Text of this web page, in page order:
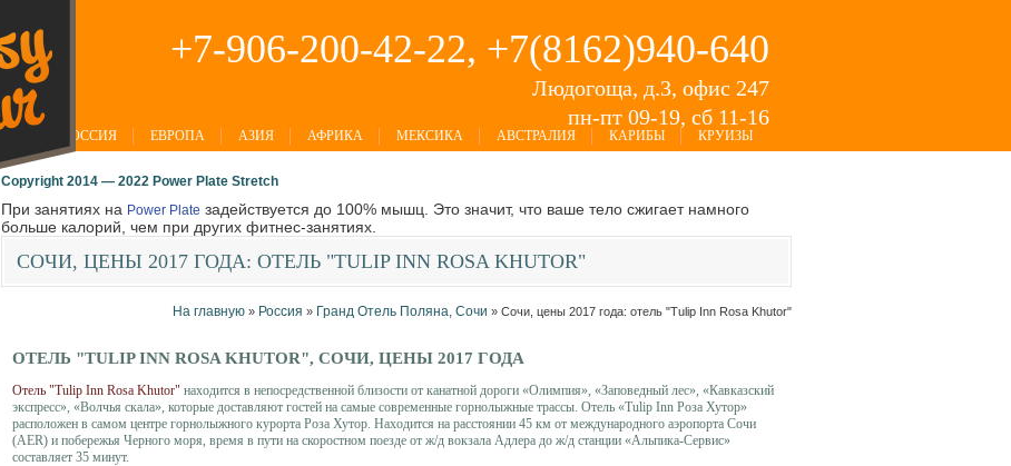
+7-906-200-42-22, +7(8162)940-640
Людогоща, д.3, офис 247
пн-пт 09-19, сб 11-16
РОССИЯ ЕВРОПА АЗИЯ АФРИКА МЕКСИКА АВСТРАЛИЯ КАРИБЫ КРУИЗЫ
Copyright 2014 — 2022 Power Plate Stretch
При занятиях на Power Plate задействуется до 100% мышц. Это значит, что ваше тело сжигает намного
больше калорий, чем при других фитнес-занятиях.
СОЧИ, ЦЕНЫ 2017 ГОДА: ОТЕЛЬ "TULIP INN ROSA KHUTOR"
На главную » Россия » Гранд Отель Поляна, Сочи » Сочи, цены 2017 года: отель "Tulip Inn Rosa Khutor"
ОТЕЛЬ "TULIP INN ROSA KHUTOR", СОЧИ, ЦЕНЫ 2017 ГОДА
Отель "Tulip Inn Rosa Khutor" находится в непосредственной близости от канатной дороги «Олимпия», «Заповедный лес», «Кавказский
экспресс», «Волчья скала», которые доставляют гостей на самые современные горнолыжные трассы. Отель «Tulip Inn Роза Хутор»
расположен в самом центре горнолыжного курорта Роза Хутор. Находится на расстоянии 45 км от международного аэропорта Сочи
(AER) и побережья Черного моря, время в пути на скоростном поезде от ж/д вокзала Адлера до ж/д станции «Альпика-Сервис»
составляет 35 минут.